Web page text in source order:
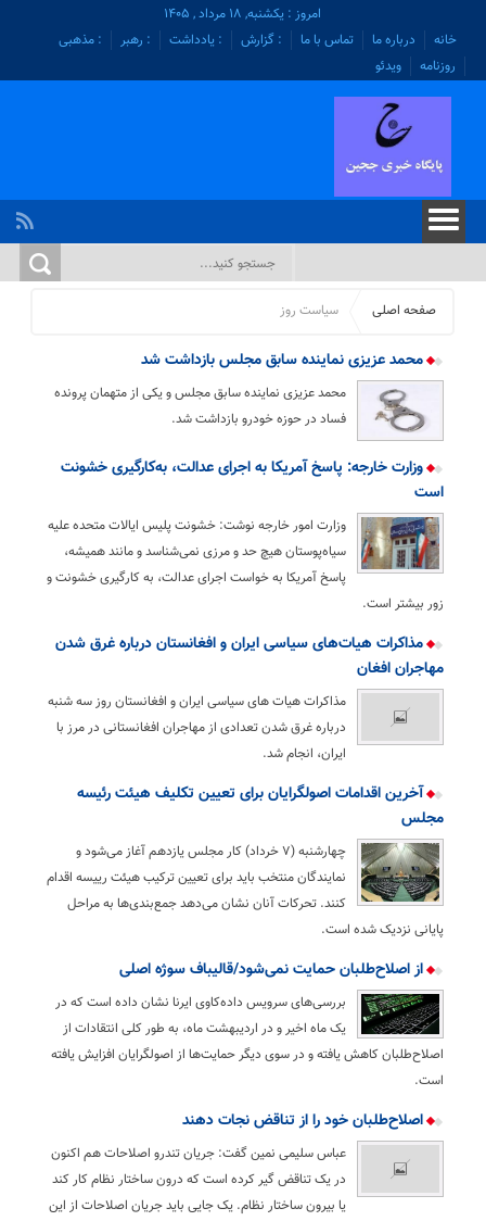
امروز : یکشنبه, ۱۸ مرداد , ۱۴۰۵
خانه
درباره ما تماس با ما : گزارش : یادداشت : رهبر
: مذهبی
روزنامه
ویدئو
صفحه اصلی سیاست روز
محمد عزیزی نماینده سابق مجلس بازداشت شد
محمد عزیزی نماینده سابق مجلس و یکی از متهمان پرونده
فساد در حوزه خودرو بازداشت شد.
وزارت خارجه: پاسخ آمریکا به اجرای عدالت، به‌کارگیری خشونت
است
وزارت امور خارجه نوشت: خشونت پلیس ایالات متحده علیه
سیاه‌پوستان هیچ حد و مرزی نمی‌شناسد و مانند همیشه،
پاسخ آمریکا به خواست اجرای عدالت، به کارگیری خشونت و
زور بیشتر است.
مذاکرات هیات‌های سیاسی ایران و افغانستان درباره غرق شدن
مهاجران افغان
مذاکرات هیات های سیاسی ایران و افغانستان روز سه شنبه
درباره غرق شدن تعدادی از مهاجران افغانستانی در مرز با
ایران، انجام شد.
آخرین اقدامات اصولگرایان برای تعیین تکلیف هیئت رئیسه
مجلس
چهارشنبه (۷ خرداد) کار مجلس یازدهم آغاز می‌شود و
نمایندگان منتخب باید برای تعیین ترکیب هیئت رییسه اقدام
کنند. تحرکات آنان نشان می‌دهد جمع‌بندی‌ها به مراحل
پایانی نزدیک شده است.
از اصلاح‌طلبان حمایت نمی‌شود/قالیباف سوژه اصلی
بررسی‌های سرویس داده‌کاوی ایرنا نشان داده است که در
یک ماه اخیر و در اردیبهشت ماه، به طور کلی انتقادات از
اصلاح‌طلبان کاهش یافته و در سوی دیگر حمایت‌ها از اصولگرایان افزایش یافته
است.
اصلاح‌طلبان خود را از تناقض نجات دهند
عباس سلیمی نمین گفت: جریان تندرو اصلاحات هم اکنون
در یک تناقض گیر کرده است که درون ساختار نظام کار کند
یا بیرون ساختار نظام. یک جایی باید جریان اصلاحات از این